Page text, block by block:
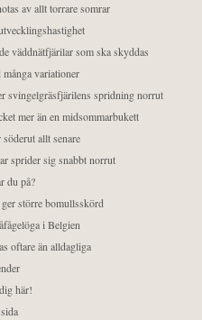
av allt torrare somrar
väddnätfjärilar som ska skyddas
variationer
svingelgräsfjärilens spridning norrut
mer än en midsommarbukett
allt senare
sprider sig snabbt norrut
du på?
större bomullsskörd
i Belgien
oftare än alldagliga
här!